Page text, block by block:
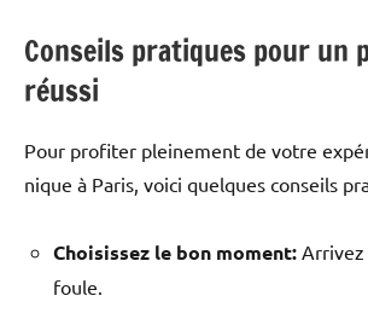
Conseils pratiques pour un
réussi
Pour profiter pleinement de votre
nique à Paris, voici quelques conseils
Choisissez le bon moment:
foule.